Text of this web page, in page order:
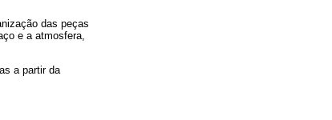
das peças
e a atmosfera,
a partir da